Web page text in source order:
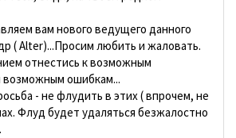
вам нового ведущего данного
( Alter)...Просим любить и жаловать.
отнестись к возможным
возможным ошибкам...
- не флудить в этих ( впрочем, не
Флуд будет удаляться безжалостно